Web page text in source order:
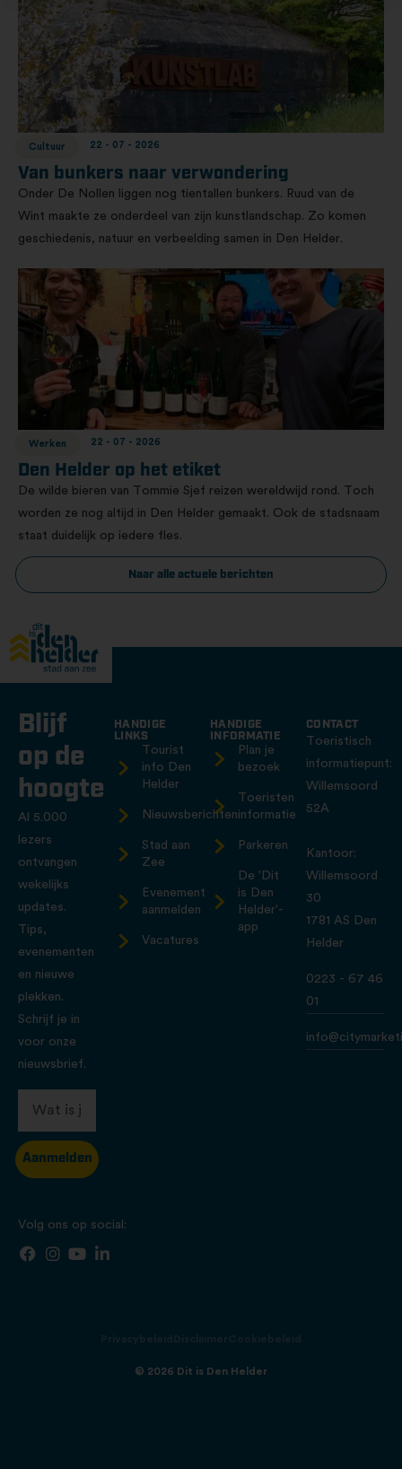
Cultuur 22 - 07 - 2026
Van bunkers naar verwondering
Onder De Nollen liggen nog tientallen bunkers. Ruud van de
Wint maakte ze onderdeel van zijn kunstlandschap. Zo komen
geschiedenis, natuur en verbeelding samen in Den Helder.
Werken 22 - 07 - 2026
Den Helder op het etiket
De wilde bieren van Tommie Sjef reizen wereldwijd rond. Toch
worden ze nog altijd in Den Helder gemaakt. Ook de stadsnaam
staat duidelijk op iedere fles.
Naar alle actuele berichten
Blijf
op de
hoogte
Al 5.000
lezers
ontvangen
wekelijks
updates.
Tips,
evenementen
en nieuwe
plekken.
Schrijf je in
voor onze
nieuwsbrief.
Aanmelden
HANDIGE
LINKS
Tourist
info Den
Helder
Nieuwsberichten
Stad aan
Zee
Evenement
aanmelden
Vacatures
HANDIGE
INFORMATIE
Plan je
bezoek
Toeristen
informatie
Parkeren
De 'Dit
is Den
Helder'-
app
CONTACT
Toeristisch
informatiepunt:
Willemsoord
52A
Kantoor:
Willemsoord
30
1781 AS Den
Helder
0223 - 67 46
01
Volg ons op social:
© 2026 Dit is Den Helder